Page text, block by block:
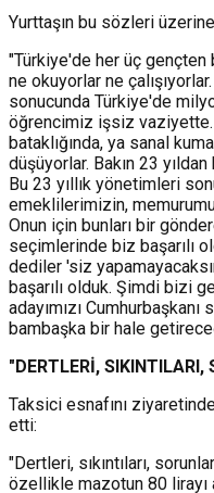
Yurttaşın bu sözleri
"Türkiye'de her üç gençten
ne okuyorlar ne
sonucunda Türkiye'de
öğrencimiz işsiz vaziyette.
bataklığında, ya sanal
düşüyorlar. Bakın 23
Bu 23 yıllık yönetimleri
emeklilerimizin,
Onun için bunları bir
seçimlerinde biz başarılı
dediler 'siz
başarılı olduk. Şimdi bizi
adayımızı
bambaşka bir hale
"DERTLERİ, SIKINTILARI,
Taksici esnafını
etti:
"Dertleri, sıkıntıları,
özellikle mazotun 80 lirayı